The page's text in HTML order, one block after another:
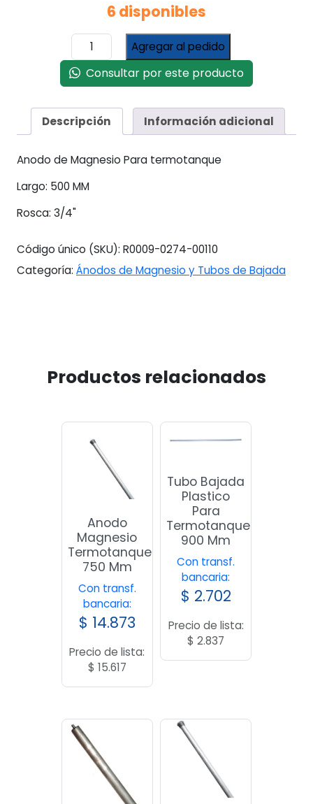
6 disponibles
Anodo
Magnesio
Termotanque
500
cantidad
Agregar al pedido
Consultar por este producto
Descripción Información adicional
Anodo de Magnesio Para termotanque
Largo: 500 MM
Rosca: 3/4"
Código único (SKU): R0009-0274-00110
Categoría: Ánodos de Magnesio y Tubos de Bajada
Productos relacionados
Anodo
Magnesio
Termotanque
750 Mm
Con transf.
bancaria:
$ 14.873
Precio de lista:
$ 15.617
Tubo Bajada
Plastico
Para
Termotanque
900 Mm
Con transf.
bancaria:
$ 2.702
Precio de lista:
$ 2.837